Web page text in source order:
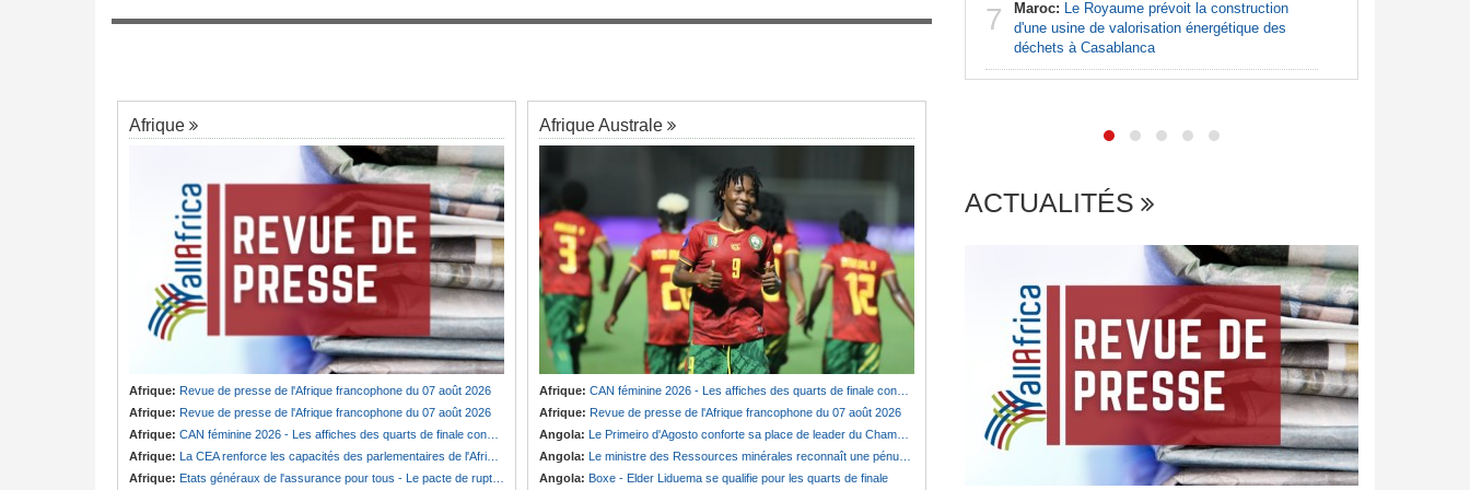
Afrique
Afrique: Revue de presse de l'Afrique francophone du 07 août 2026
Afrique: Revue de presse de l'Afrique francophone du 07 août 2026
Afrique: CAN féminine 2026 - Les affiches des quarts de finale connues
Afrique: La CEA renforce les capacités des parlementaires de l'Afrique de l'Est
Afrique: Etats généraux de l'assurance pour tous - Le pacte de rupture
Afrique Australe
Afrique: CAN féminine 2026 - Les affiches des quarts de finale connues
Afrique: Revue de presse de l'Afrique francophone du 07 août 2026
Angola: Le Primeiro d'Agosto conforte sa place de leader du Championnat national féminin
Angola: Le ministre des Ressources minérales reconnaît une pénurie de carburants au pays
Angola: Boxe - Elder Liduema se qualifie pour les quarts de finale
Nigeria:Une interview télévisée du cardinal
Afrique:Revue de presse de l'Afrique
7 Maroc: Le Royaume prévoit la construction
d'une usine de valorisation énergétique des
déchets à Casablanca
ACTUALITÉS